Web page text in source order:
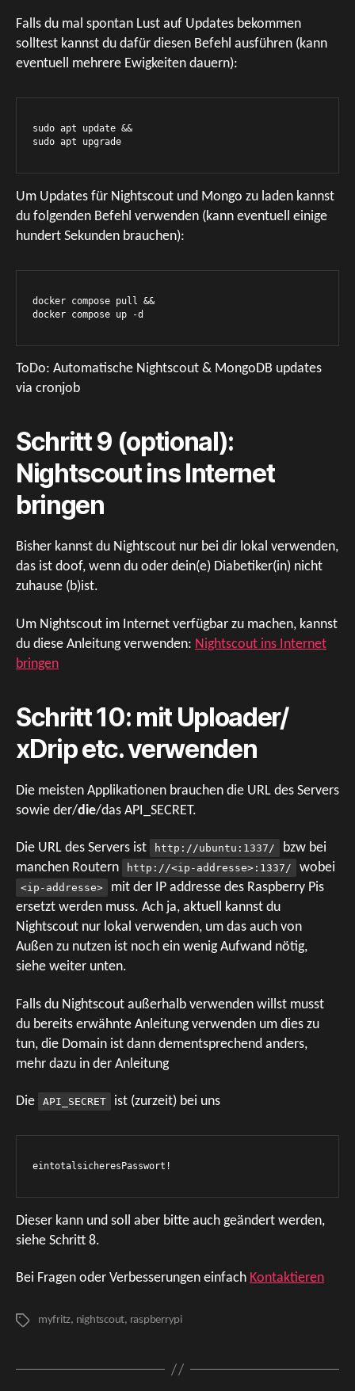
Falls du mal spontan Lust auf Updates bekommen
solltest kannst du dafür diesen Befehl ausführen (kann
eventuell mehrere Ewigkeiten dauern):
sudo apt update &&
sudo apt upgrade
Um Updates für Nightscout und Mongo zu laden kannst
du folgenden Befehl verwenden (kann eventuell einige
hundert Sekunden brauchen):
docker compose pull &&
docker compose up -d
ToDo: Automatische Nightscout & MongoDB updates
via cronjob
Schritt 9 (optional):
Nightscout ins Internet
bringen
Bisher kannst du Nightscout nur bei dir lokal verwenden,
das ist doof, wenn du oder dein(e) Diabetiker(in) nicht
zuhause (b)ist.
Um Nightscout im Internet verfügbar zu machen, kannst
du diese Anleitung verwenden: Nightscout ins Internet
bringen
Schritt 10: mit Uploader/
xDrip etc. verwenden
Die meisten Applikationen brauchen die URL des Servers
sowie der/die/das API_SECRET.
Die URL des Servers ist http://ubuntu:1337/
bzw bei
manchen Routern
http://<ip-addresse>:1337/ wobei
<ip-addresse>
mit der IP addresse des Raspberry Pis
ersetzt werden muss. Ach ja, aktuell kannst du
Nightscout nur lokal verwenden, um das auch von
Außen zu nutzen ist noch ein wenig Aufwand nötig,
siehe weiter unten.
Falls du Nightscout außerhalb verwenden willst musst
du bereits erwähnte Anleitung verwenden um dies zu
tun, die Domain ist dann dementsprechend anders,
mehr dazu in der Anleitung
Die API_SECRET ist (zurzeit) bei uns
eintotalsicheresPasswort!
Dieser kann und soll aber bitte auch geändert werden,
siehe Schritt 8.
Bei Fragen oder Verbesserungen einfach Kontaktieren
Schlagwörter
myfritz, nightscout, raspberrypi